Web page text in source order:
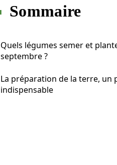
Sommaire
Quels légumes semer et
septembre ?
La préparation de la terre, un
indispensable